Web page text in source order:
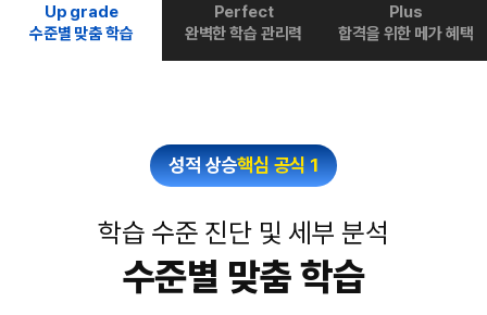
Up grade
수준별 맞춤 학습
Perfect
완벽한 학습 관리력
Plus
합격을 위한 메가 혜택
성적 상승핵심 공식 1
학습 수준 진단 및 세부 분석
수준별 맞춤 학습